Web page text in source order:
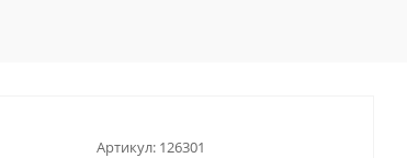
Артикул: 126301